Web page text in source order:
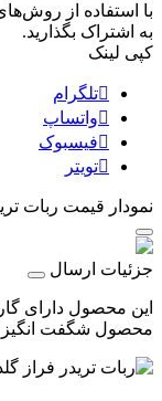
با استفاده از
به اشتراک بگذارید.
کپی لینک
تلگرام
واتساپ
فیسبوک
تویتر
نمودار قیمت ربات
جزئیات ارسال
محصول شگفت انگیز